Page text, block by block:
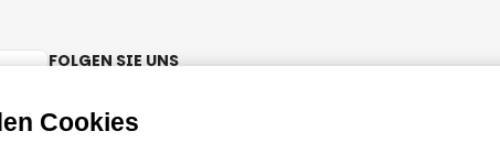
FOLGEN SIE UNS